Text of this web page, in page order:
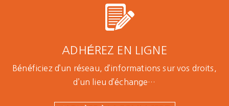
ADHÉREZ EN LIGNE
Bénéficiez d’un réseau, d’informations sur vos droits,
d’un lieu d’échange…